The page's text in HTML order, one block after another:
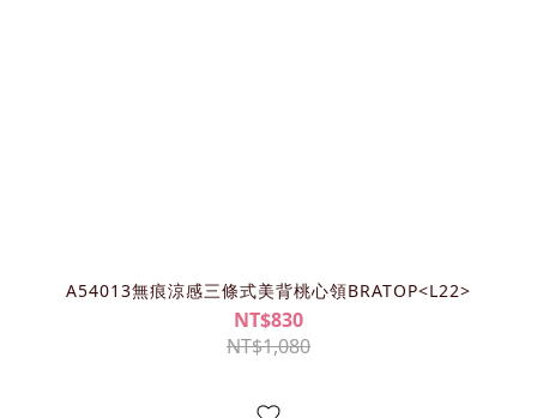
A54013無痕涼感三條式美背桃心領BRATOP<L22>
NT$830
NT$1,080